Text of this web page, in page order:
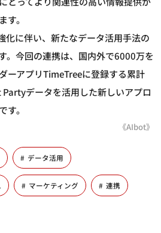
す。
に伴い、新たなデータ活用手法の
。今回の連携は、国内外で6000万を
ーアプリTimeTreeに登録する累計
データを活用した新しいアプロ
す。
《AIbot》
データ活用
マーケティング 連携